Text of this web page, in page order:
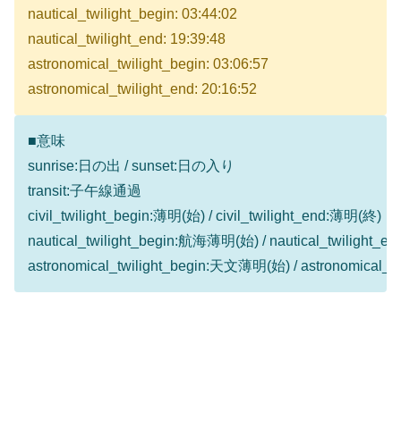
nautical_twilight_begin: 03:44:02
nautical_twilight_end: 19:39:48
astronomical_twilight_begin: 03:06:57
astronomical_twilight_end: 20:16:52
■意味
sunrise:日の出 / sunset:日の入り
transit:子午線通過
civil_twilight_begin:薄明(始) / civil_twilight_end:薄明(終)
nautical_twilight_begin:航海薄明(始) /
astronomical_twilight_begin:天文薄明(始) /